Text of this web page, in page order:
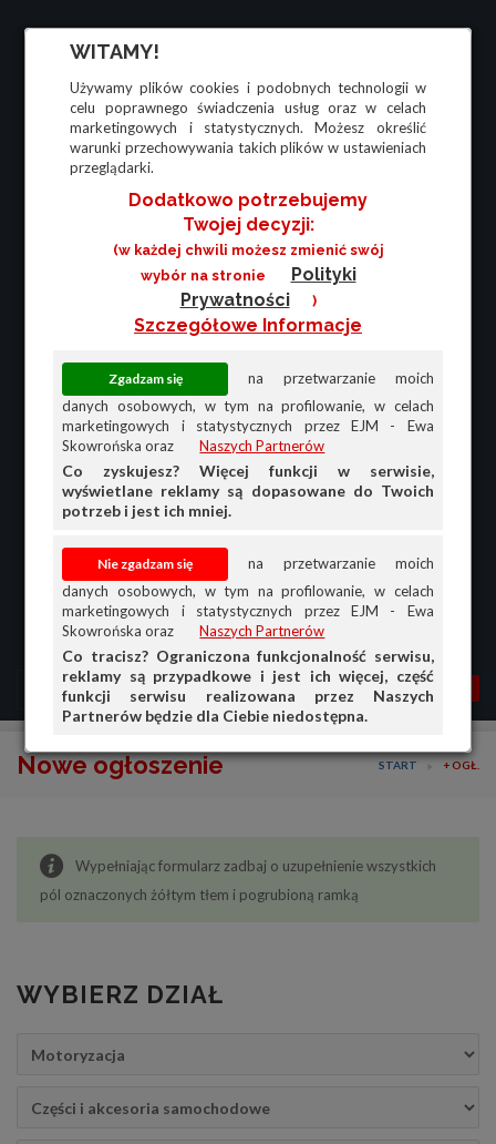
WITAMY!
Używamy plików cookies i podobnych technologii w
celu poprawnego świadczenia usług oraz w celach
marketingowych i statystycznych. Możesz określić
warunki przechowywania takich plików w ustawieniach
przeglądarki.
Dodatkowo potrzebujemy
Twojej decyzji:
(w każdej chwili możesz zmienić swój
wybór na stronie
Polityki
Prywatności
)
Szczegółowe Informacje
na przetwarzanie moich
danych osobowych, w tym na profilowanie, w celach
marketingowych i statystycznych przez EJM - Ewa
Skowrońska oraz
Naszych Partnerów
Co zyskujesz? Więcej funkcji w serwisie,
wyświetlane reklamy są dopasowane do Twoich
potrzeb i jest ich mniej.
na przetwarzanie moich
danych osobowych, w tym na profilowanie, w celach
marketingowych i statystycznych przez EJM - Ewa
Skowrońska oraz
Naszych Partnerów
Co tracisz? Ograniczona funkcjonalność serwisu,
reklamy są przypadkowe i jest ich więcej, część
funkcji serwisu realizowana przez Naszych
Partnerów będzie dla Ciebie niedostępna.
MENU MOJA AG
PRZEGLĄD
DOŁADUJ KONTO
KOSZYK
Nowe ogłoszenie START + OGŁ.
Wypełniając formularz zadbaj o uzupełnienie wszystkich
pól oznaczonych żółtym tłem i pogrubioną ramką
WYBIERZ DZIAŁ